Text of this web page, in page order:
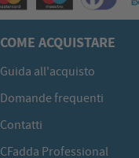
COME ACQUISTARE
Guida all'acquisto
Domande frequenti
Contatti
CFadda Professional